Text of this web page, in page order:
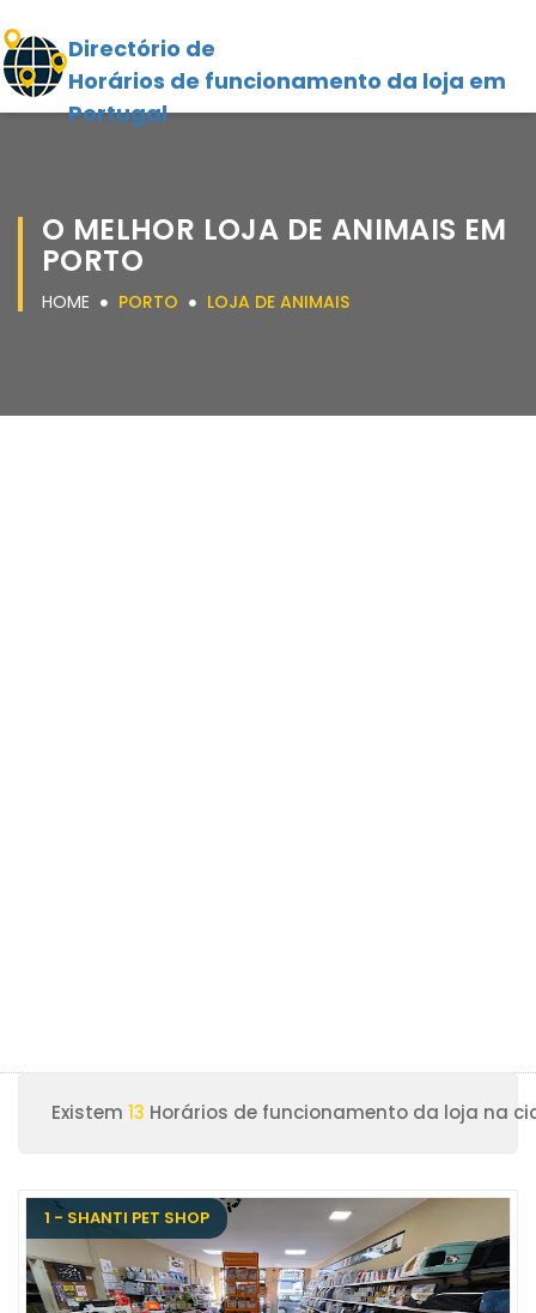
Directório de
Horários de funcionamento da loja em
Portugal
O MELHOR LOJA DE ANIMAIS EM
PORTO
HOME PORTO LOJA DE ANIMAIS
Existem 13 Horários de funcionamento da loja na
1 - SHANTI PET SHOP